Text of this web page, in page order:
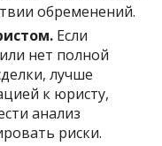
обременений.
Если
нет полной
лучше
к юристу,
анализ
риски.